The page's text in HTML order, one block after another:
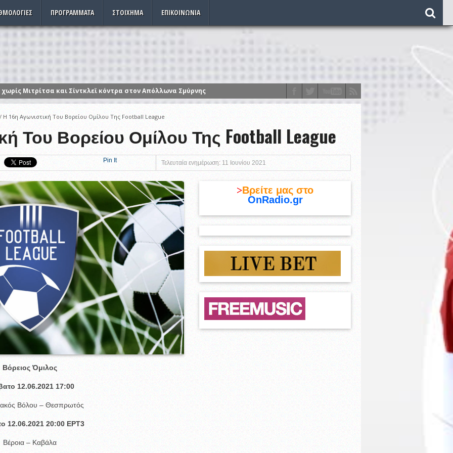
ΠΡΟΓΡΆΜΜΑΤΑ ΣΤΟΊΧΗΜΑ ΕΠΙΚΟΙΝΩΝΊΑ
Μιτρίτσα και Σίντκλεϊ κόντρα στον Απόλλωνα Σμύρνης
12 Δεκεμβρίου οι εσωκομματικές εκλογές
32 χρόνια σε χωριό των Σερρών – Συγκίνηση και υπερηφάνεια (video)
τη στρατιωτική παρέλαση της Θεσσαλονίκης
/ Η 16η Αγωνιστική Του Βορείου Ομίλου Της Football League
Του Βορείου Ομίλου Της Football League
Pin It Τελευταία ενημέρωση: 11 Ιουνίου 2021
Βόρειος Όμιλος
12.06.2021 17:00
Βόλου – Θεσπρωτός
12.06.2021 20:00 ΕΡΤ3
Βέροια – Καβάλα
>Βρείτε μας στο
OnRadio.gr